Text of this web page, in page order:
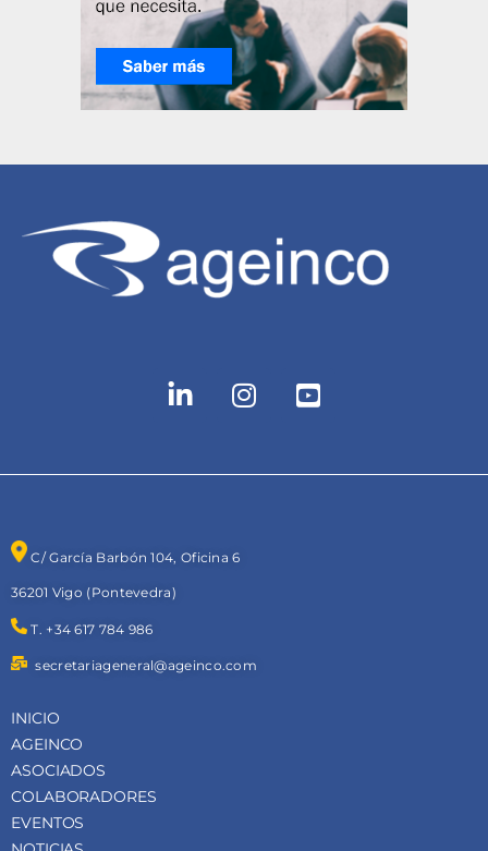
C/ García Barbón 104, Oficina 6
36201 Vigo (Pontevedra)
T. +34 617 784 986
secretariageneral@ageinco.com
INICIO
AGEINCO
ASOCIADOS
COLABORADORES
EVENTOS